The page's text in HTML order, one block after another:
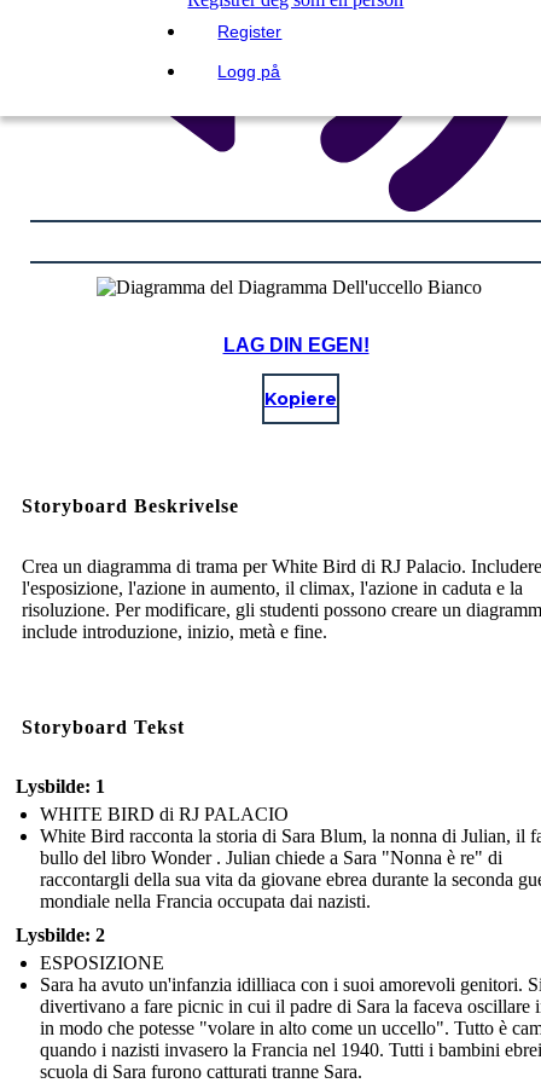
Register
Logg på
LAG DIN EGEN!
Kopiere
Storyboard Beskrivelse
Crea un diagramma di trama per White Bird di RJ Palacio. Includere
l'esposizione, l'azione in aumento, il climax, l'azione in caduta e la
risoluzione. Per modificare, gli studenti possono creare un
include introduzione, inizio, metà e fine.
Storyboard Tekst
Lysbilde: 1
WHITE BIRD di RJ PALACIO
White Bird racconta la storia di Sara Blum, la nonna di Julian, il
bullo del libro Wonder . Julian chiede a Sara "Nonna è re" di
raccontargli della sua vita da giovane ebrea durante la seconda
mondiale nella Francia occupata dai nazisti.
Lysbilde: 2
ESPOSIZIONE
Sara ha avuto un'infanzia idilliaca con i suoi amorevoli genitori.
divertivano a fare picnic in cui il padre di Sara la faceva oscillare
in modo che potesse "volare in alto come un uccello". Tutto è
quando i nazisti invasero la Francia nel 1940. Tutti i bambini
scuola di Sara furono catturati tranne Sara.